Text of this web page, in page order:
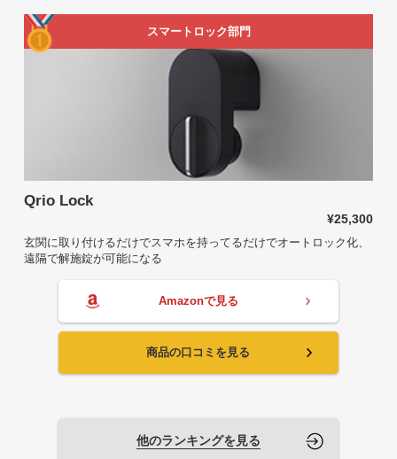
スマートロック部門
Qrio Lock
¥25,300
玄関に取り付けるだけでスマホを持ってるだけでオートロック化、
遠隔で解施錠が可能になる
Amazonで見る
商品の口コミを見る
他のランキングを見る